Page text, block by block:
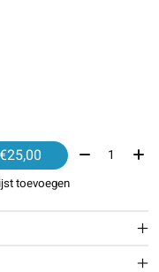
— €25,00 Aantal:
toevoegen